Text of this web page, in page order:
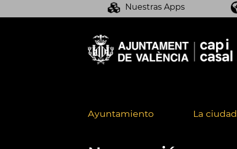
Nuestras Apps
Ayuntamiento La ciudad